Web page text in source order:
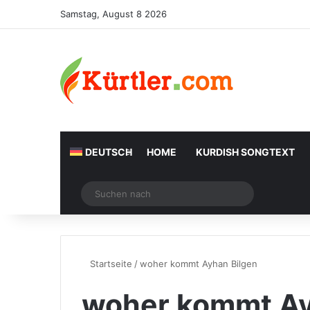
Samstag, August 8 2026
DEUTSCH HOME KURDISH SONGTEXT
Zufälliger Artikel
nach
Startseite /woher kommt Ayhan Bilgen